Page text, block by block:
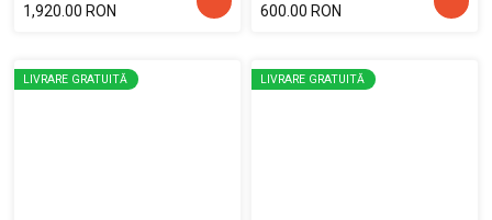
1,920.00 RON
600.00 RON
LIVRARE GRATUITĂ LIVRARE GRATUITĂ